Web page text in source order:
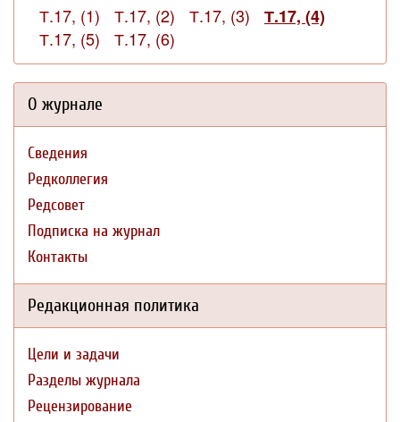
Т.17, (1) Т.17, (2) Т.17, (3)
Т.17, (4)
Т.17, (5)
Т.17, (6)
О журнале
Сведения
Редколлегия
Редсовет
Подписка на журнал
Контакты
Редакционная политика
Цели и задачи
Разделы журнала
Рецензирование